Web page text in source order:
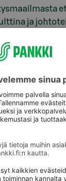
ja
tilaisuuden
Uskon, että
antavat
Tiina
Tätä